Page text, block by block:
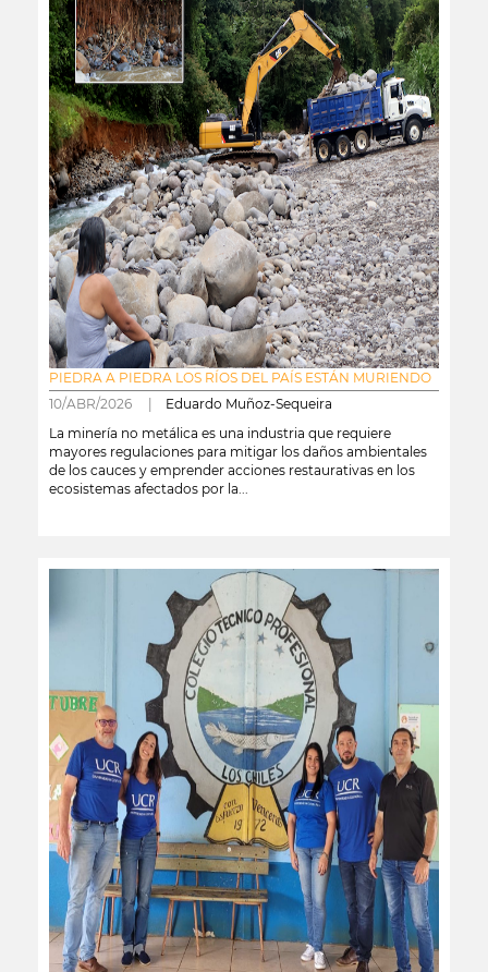
PIEDRA A PIEDRA LOS RÍOS DEL PAÍS ESTÁN MURIENDO
10/ABR/2026 | Eduardo Muñoz-Sequeira
La minería no metálica es una industria que requiere
mayores regulaciones para mitigar los daños ambientales
de los cauces y emprender acciones restaurativas en los
ecosistemas afectados por la...